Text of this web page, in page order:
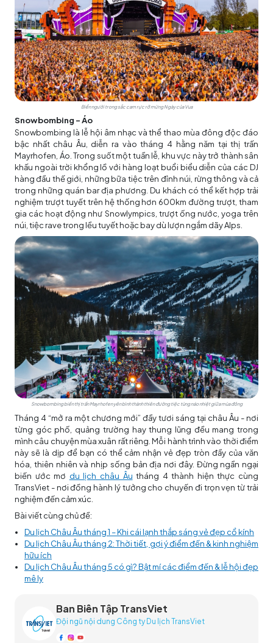
Biển người trong sắc cam rực rỡ mừng Ngày của Vua
Snowbombing - Áo
Snowbombing là lễ hội âm nhạc và thể thao mùa đông độc đáo
bậc nhất châu Âu, diễn ra vào tháng 4 hằng năm tại thị trấn
Mayrhofen, Áo. Trong suốt một tuần lễ, khu vực này trở thành sân
khấu ngoài trời khổng lồ với hàng loạt buổi biểu diễn của các DJ
hàng đầu thế giới, những bữa tiệc trên đỉnh núi, rừng thông và cả
trong những quán bar địa phương. Du khách có thể kết hợp trải
nghiệm trượt tuyết trên hệ thống hơn 600km đường trượt, tham
gia các hoạt động như Snowlympics, trượt ống nước, yoga trên
núi, tiệc rave trong lều tuyết hoặc bay dù lượn ngắm dãy Alps.
Snowbombing biến thị trấn Mayrhofen yên bình thành thiên đường tiệc tùng náo nhiệt giữa mùa đông
Tháng 4 “mở ra một chương mới” đầy tươi sáng tại châu Âu - nơi
từng góc phố, quảng trường hay thung lũng đều mang trong
mình câu chuyện mùa xuân rất riêng. Mỗi hành trình vào thời điểm
này sẽ là dịp để bạn có thể cảm nhận vẻ đẹp tròn đầy của văn
hóa, thiên nhiên và nhịp sống bản địa nơi đây. Đừng ngần ngại
biến ước mơ du lịch châu Âu tháng 4 thành hiện thực cùng
TransViet - nơi đồng hành lý tưởng cho chuyến đi trọn vẹn từ trải
nghiệm đến cảm xúc.
Bài viết cùng chủ đề:
Du lịch Châu Âu tháng 1 – Khi cái lạnh thắp sáng vẻ đẹp cổ kính
Du lịch Châu Âu tháng 2: Thời tiết, gợi ý điểm đến & kinh nghiệm
hữu ích
Du lịch Châu Âu tháng 5 có gì? Bật mí các điểm đến & lễ hội đẹp
mê ly
Ban Biên Tập TransViet
Đội ngũ nội dung Công ty Du lịch TransViet